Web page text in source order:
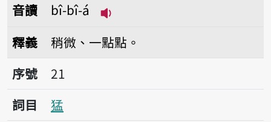
音讀
bî-bî-á
釋義
稍微、一點點。
序號21猛
序號
21
詞目
猛